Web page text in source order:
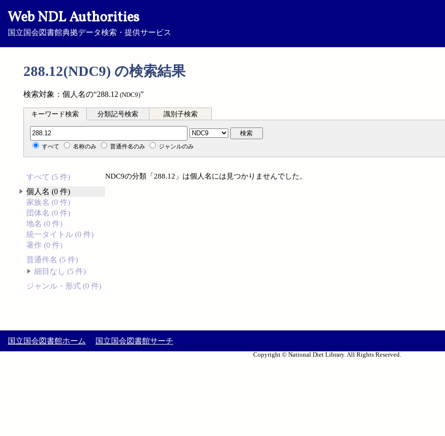
Web NDL Authorities
国立国会図書館典拠データ検索・提供サービス
288.12(NDC9) の検索結果
検索対象：個人名の“288.12 (NDC9)”
キーワード検索 分類記号検索 識別子検索
分類記号検索 検索
すべて 名称のみ 普通件名のみ ジャンルのみ
すべて (5 件)
個人名 (0 件)
家族名 (0 件)
団体名 (0 件)
地名 (0 件)
統一タイトル (0 件)
著作 (0 件)
普通件名 (5 件)
細目なし (5 件)
ジャンル・形式 (0 件)
NDC9の分類「288.12」は個人名には見つかりませんでした。
国立国会図書館ホーム 国立国会図書館サーチ
Copyright © National Diet Library. All Rights Reserved.